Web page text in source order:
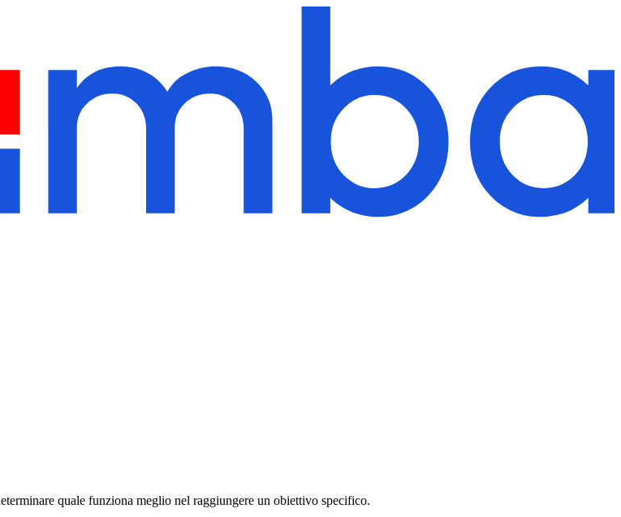
quale funziona meglio nel raggiungere un obiettivo specifico.